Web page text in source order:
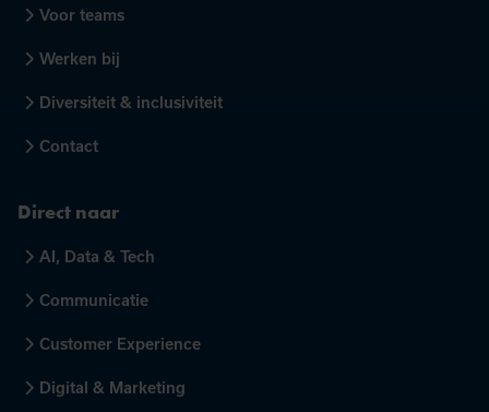
Voor teams
Werken bij
Diversiteit & inclusiviteit
Contact
Direct naar
AI, Data & Tech
Communicatie
Customer Experience
Digital & Marketing